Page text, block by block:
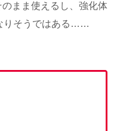
まま使えるし、強化体
りそうではある……